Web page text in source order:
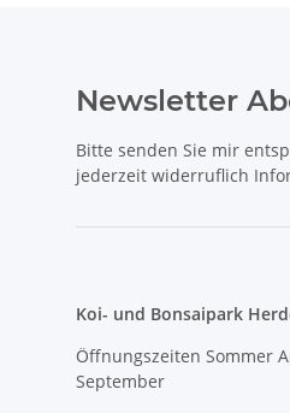
Newsletter
Bitte senden Sie mir
jederzeit widerruflich
Koi- und Bonsaipark
Öffnungszeiten Sommer
September